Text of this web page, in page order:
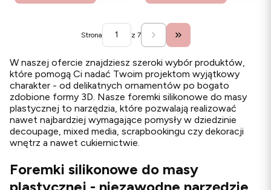
Strona z 7 Przejdź do ostatniej
W naszej ofercie znajdziesz szeroki wybór produktów,
które pomogą Ci nadać Twoim projektom wyjątkowy
charakter - od delikatnych ornamentów po bogato
zdobione formy 3D. Nasze foremki silikonowe do masy
plastycznej to narzędzia, które pozwalają realizować
nawet najbardziej wymagające pomysły w dziedzinie
decoupage, mixed media, scrapbookingu czy dekoracji
wnętrz a nawet cukiernictwie.
Foremki silikonowe do masy